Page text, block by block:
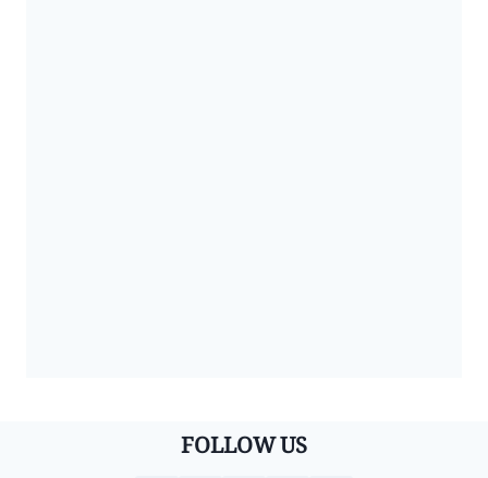
FOLLOW US